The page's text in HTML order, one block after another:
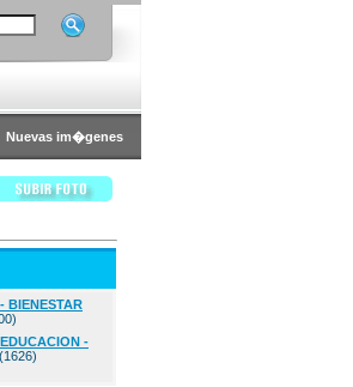
Nuevas im�genes
BIENESTAR
-
(1626)